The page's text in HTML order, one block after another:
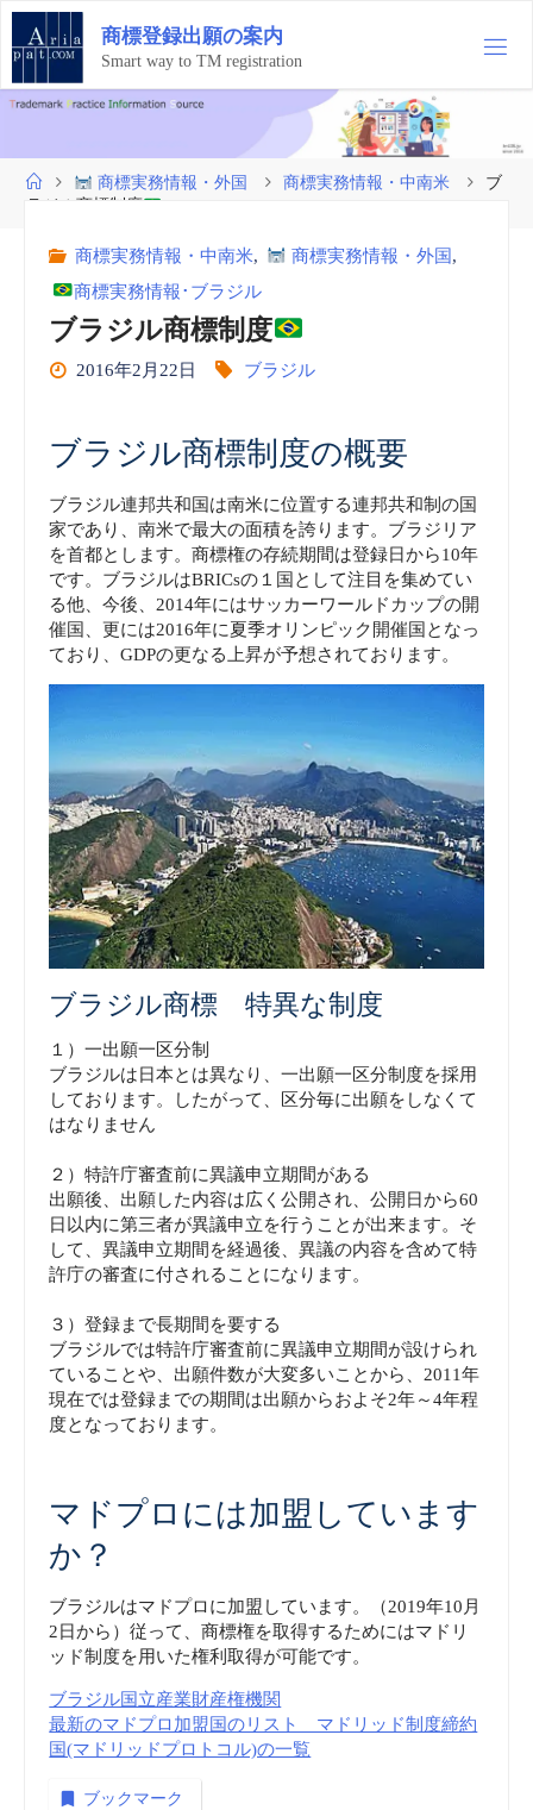
コ
テ
ン
ツ
ス
商標登録出願の案内
Smart way to TM registration
ホ
ー
商標実務情報・外国 商標実務情報・中南米
ブ
ラジル商標制度
商標実務情報・中南米, 商標実務情報・外国,
商標実務情報･ブラジル
ブラジル商標制度
2016年2月22日 ブラジル
ブラジル商標制度の概要
ブラジル連邦共和国は南米に位置する連邦共和制の国
家であり、南米で最大の面積を誇ります。ブラジリア
を首都とします。商標権の存続期間は登録日から10年
です。ブラジルはBRICsの１国として注目を集めてい
る他、今後、2014年にはサッカーワールドカップの開
催国、更には2016年に夏季オリンピック開催国となっ
ており、GDPの更なる上昇が予想されております。
ブラジル商標 特異な制度
１）一出願一区分制
ブラジルは日本とは異なり、一出願一区分制度を採用
しております。したがって、区分毎に出願をしなくて
はなりません
２）特許庁審査前に異議申立期間がある
出願後、出願した内容は広く公開され、公開日から60
日以内に第三者が異議申立を行うことが出来ます。そ
して、異議申立期間を経過後、異議の内容を含めて特
許庁の審査に付されることになります。
３）登録まで長期間を要する
ブラジルでは特許庁審査前に異議申立期間が設けられ
ていることや、出願件数が大変多いことから、2011年
現在では登録までの期間は出願からおよそ2年～4年程
度となっております。
マドプロには加盟しています
か？
ブラジルはマドプロに加盟しています。（2019年10月
2日から）従って、商標権を取得するためにはマドリ
ッド制度を用いた権利取得が可能です。
ブラジル国立産業財産権機関
最新のマドプロ加盟国のリスト マドリッド制度締約
国(マドリッドプロトコル)の一覧
ブックマーク